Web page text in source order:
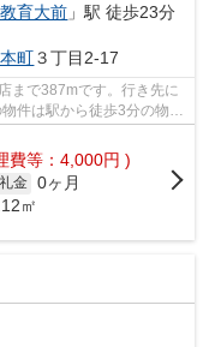
育大前 」駅 徒歩23分
町３丁目2-17
まで387mです。行き先に
件は駅から徒歩3分の物件
費等：4,000円 )
礼金 0ヶ月
㎡